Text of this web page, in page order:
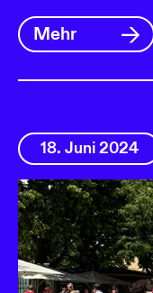
Mehr
18. Juni 2024